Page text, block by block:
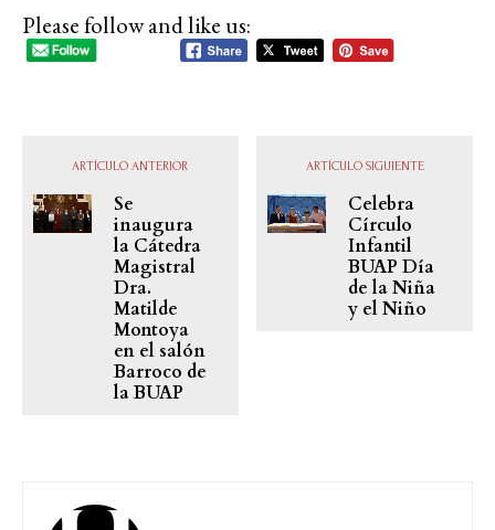
Please follow and like us:
ARTÍCULO ANTERIOR
Se
inaugura
la Cátedra
Magistral
Dra.
Matilde
Montoya
en el salón
Barroco de
la BUAP
ARTÍCULO SIGUIENTE
Celebra
Círculo
Infantil
BUAP Día
de la Niña
y el Niño